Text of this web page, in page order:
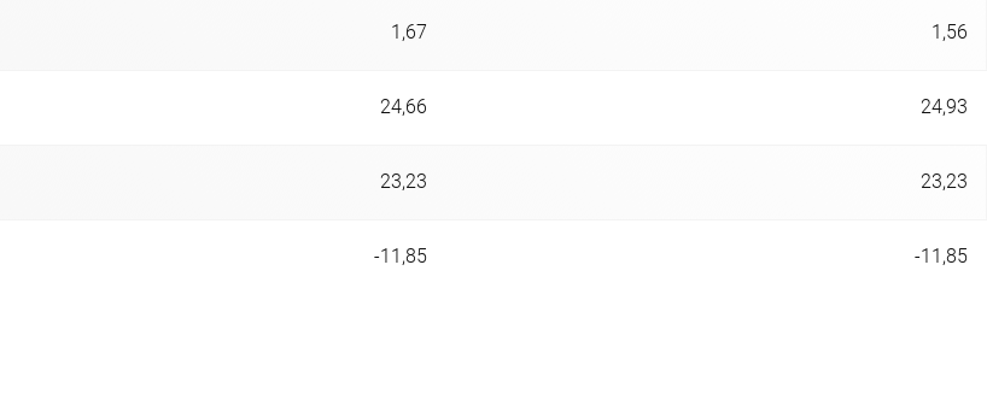
1,67 1,56
24,66 24,93
23,23 23,23
-11,85 -11,85